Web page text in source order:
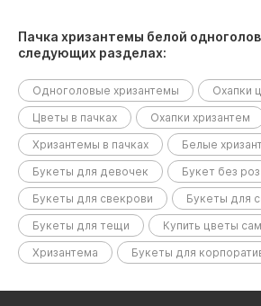
Пачка хризантемы белой
следующих разделах:
Одноголовые хризантемы
Охапки
Цветы в пачках
Охапки хризантем
Хризантемы в пачках
Белые
Букеты для девочек
Букет без роз
Букеты для свекрови
Букеты для
Букеты для тещи
Купить цветы
Хризантема
Букеты для